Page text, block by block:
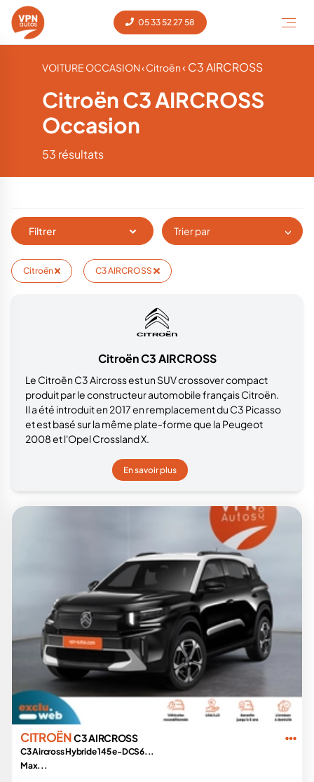
05 33 52 27 58
VOITURE OCCASION‹ Citroën‹ C3 AIRCROSS
Citroën C3 AIRCROSS
Occasion
53 résultats
Filtrer Trier par
Citroën C3 AIRCROSS
Citroën C3 AIRCROSS
Le Citroën C3 Aircross est un SUV crossover compact
produit par le constructeur automobile français Citroën.
Il a été introduit en 2017 en remplacement du C3 Picasso
et est basé sur la même plate-forme que la Peugeot
2008 et l'Opel Crossland X.
En savoir plus
CITROËNC3 AIRCROSS
C3 Aircross Hybride 145 e-DCS6...
Max...